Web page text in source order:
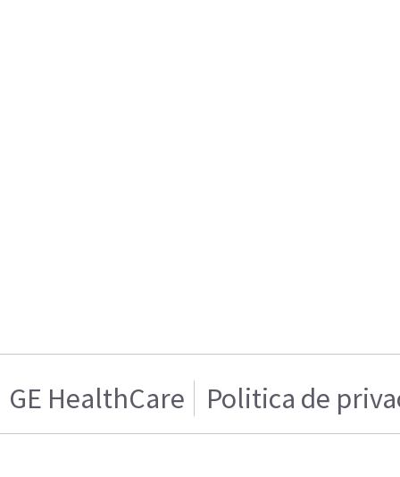
GE HealthCare Politica de